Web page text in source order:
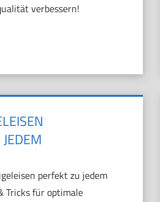
verbessern!
perfekt zu jedem
Tricks für optimale